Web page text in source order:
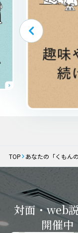
TOP あなたの「くもん
対面・web
開催中